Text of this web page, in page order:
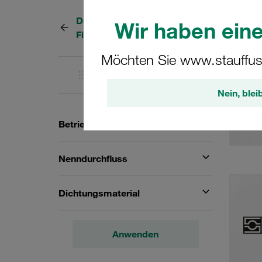
Wir haben
Möchten Sie
Nein,
Druckfilter (Filtergehäuse und
Filterelemente)
Betriebsdruck
Nenndurchfluss
Dichtungsmaterial
Anwenden
41